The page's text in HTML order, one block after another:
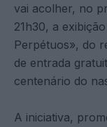
vai acolher, no
21h30, a
Perpétuos», do
de entrada
centenário do
A iniciativa,